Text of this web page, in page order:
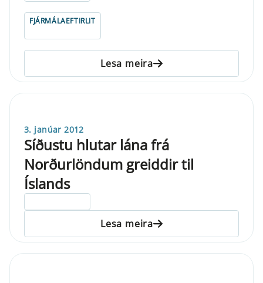
FJÁRMÁLAEFTIRLIT
Lesa meira
3. janúar 2012
Síðustu hlutar lána frá
Norðurlöndum greiddir til
Íslands
Lesa meira